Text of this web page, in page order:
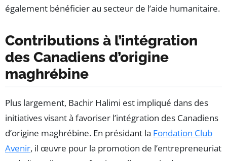
également bénéficier au secteur de l’aide humanitaire.
Contributions à l’intégration
des Canadiens d’origine
maghrébine
Plus largement, Bachir Halimi est impliqué dans des
initiatives visant à favoriser l’intégration des Canadiens
d’origine maghrébine. En présidant la Fondation Club
Avenir, il œuvre pour la promotion de l’entrepreneuriat